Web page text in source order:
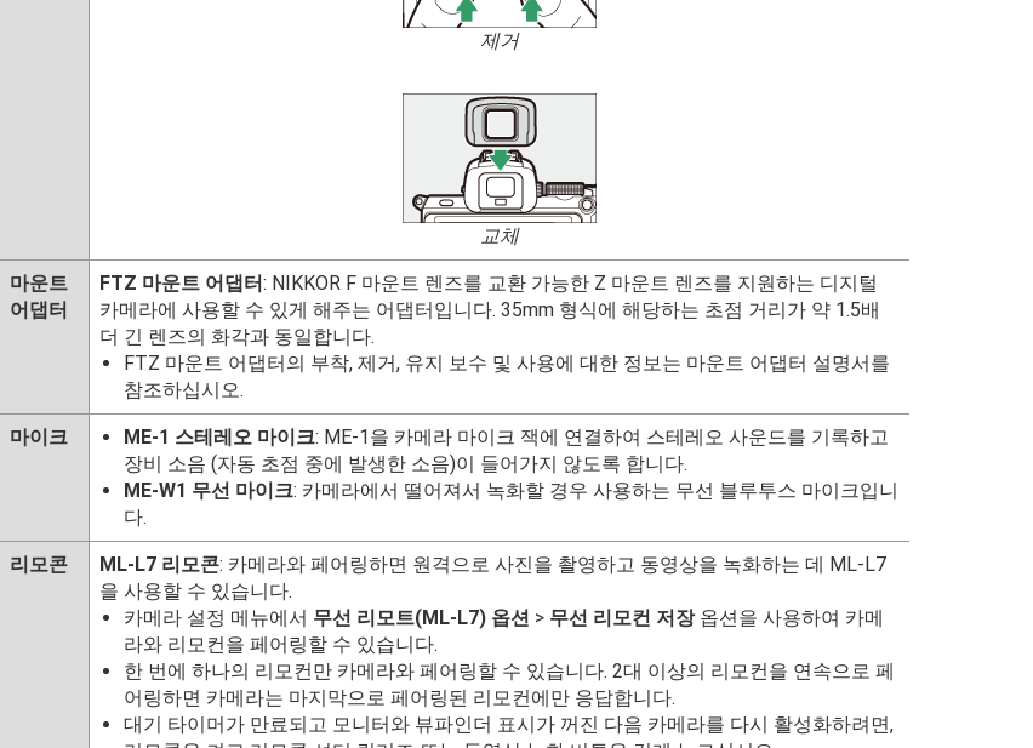
제거
교체
마운트
어댑터
FTZ 마운트 어댑터: NIKKOR F 마운트 렌즈를 교환 가능한 Z 마운트 렌즈를 지원하는 디지털
카메라에 사용할 수 있게 해주는 어댑터입니다. 35mm 형식에 해당하는 초점 거리가 약 1.5배
더 긴 렌즈의 화각과 동일합니다.
FTZ 마운트 어댑터의 부착, 제거, 유지 보수 및 사용에 대한 정보는 마운트 어댑터 설명서를
참조하십시오.
마이크 ME-1 스테레오 마이크: ME-1을 카메라 마이크 잭에 연결하여 스테레오 사운드를 기록하고
장비 소음 (자동 초점 중에 발생한 소음)이 들어가지 않도록 합니다.
ME-W1 무선 마이크: 카메라에서 떨어져서 녹화할 경우 사용하는 무선 블루투스 마이크입니
다.
리모콘 ML-L7 리모콘: 카메라와 페어링하면 원격으로 사진을 촬영하고 동영상을 녹화하는 데 ML-L7
을 사용할 수 있습니다.
카메라 설정 메뉴에서 무선 리모트(ML-L7) 옵션 > 무선 리모컨 저장옵션을 사용하여 카메
라와 리모컨을 페어링할 수 있습니다.
한 번에 하나의 리모컨만 카메라와 페어링할 수 있습니다. 2대 이상의 리모컨을 연속으로 페
어링하면 카메라는 마지막으로 페어링된 리모컨에만 응답합니다.
대기 타이머가 만료되고 모니터와 뷰파인더 표시가 꺼진 다음 카메라를 다시 활성화하려면,